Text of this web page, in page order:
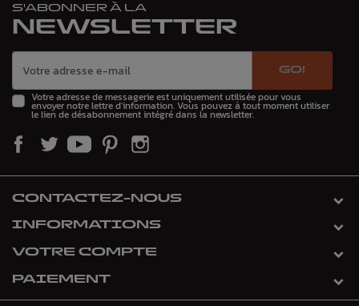
S'ABONNER À LA
NEWSLETTER
GO!
Votre adresse de messagerie est uniquement utilisée pour vous
envoyer notre lettre d'information. Vous pouvez à tout moment utiliser
le lien de désabonnement intégré dans la newsletter.
CONTACTEZ-NOUS
INFORMATIONS
VOTRE COMPTE
PAIEMENT